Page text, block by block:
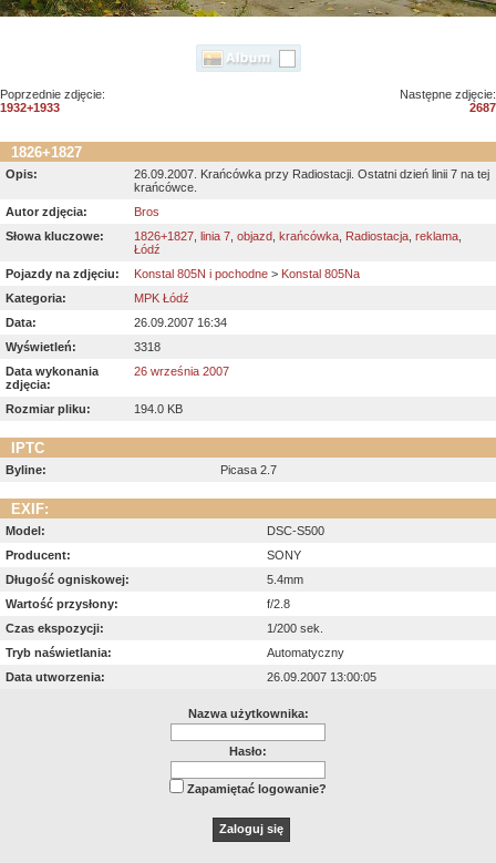
Poprzednie zdjęcie:
1932+1933
Następne zdjęcie:
2687
1826+1827
Opis:
26.09.2007. Krańcówka przy Radiostacji. Ostatni dzień linii 7 na tej
krańcówce.
Autor zdjęcia:
Bros
Słowa kluczowe:
1826+1827 linia 7 objazd krańcówka Radiostacja reklama
Łódź
Pojazdy na zdjęciu:
Konstal 805N i pochodne > Konstal 805Na
Kategoria:
MPK Łódź
Data:
26.09.2007 16:34
Wyświetleń:
3318
Data wykonania
zdjęcia:
26 września 2007
Rozmiar pliku: 194.0 KB
IPTC
Byline: Picasa 2.7
EXIF:
Model:
DSC-S500
Producent:
SONY
Długość ogniskowej:
5.4mm
Wartość przysłony:
f/2.8
Czas ekspozycji:
1/200 sek.
Tryb naświetlania:
Automatyczny
Data utworzenia:
26.09.2007 13:00:05
Nazwa użytkownika:
Hasło:
Zapamiętać logowanie?